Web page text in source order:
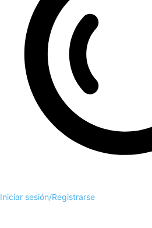
Iniciar sesión/Registrarse